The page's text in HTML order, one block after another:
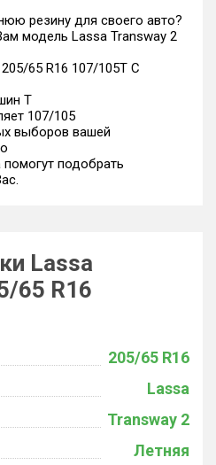
резину для своего авто?
модель Lassa Transway 2
65 R16 107/105T C
T
107/105
выборов вашей
подобрать
Lassa
65 R16
205/65 R16
Lassa
Transway 2
Летняя